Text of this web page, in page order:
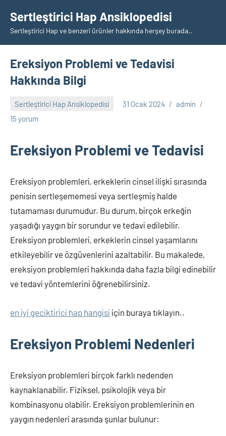
geçSertleştirici Hap Ansiklopedisi
Sertleştirici Hap ve benzeri ürünler hakkında herşey burada..
Ereksiyon Problemi ve Tedavisi
Hakkında Bilgi
Sertleştirici Hap Ansiklopedisi 31 Ocak 2024
admin
15 yorum
Ereksiyon Problemi ve Tedavisi
Ereksiyon problemleri, erkeklerin cinsel ilişki sırasında
penisin sertleşememesi veya sertleşmiş halde
tutamaması durumudur. Bu durum, birçok erkeğin
yaşadığı yaygın bir sorundur ve tedavi edilebilir.
Ereksiyon problemleri, erkeklerin cinsel yaşamlarını
etkileyebilir ve özgüvenlerini azaltabilir. Bu makalede,
ereksiyon problemleri hakkında daha fazla bilgi edinebilir
ve tedavi yöntemlerini öğrenebilirsiniz.
en iyi geciktirici hap hangisi için buraya tıklayın..
Ereksiyon Problemi Nedenleri
Ereksiyon problemleri birçok farklı nedenden
kaynaklanabilir. Fiziksel, psikolojik veya bir
kombinasyonu olabilir. Ereksiyon problemlerinin en
yaygın nedenleri arasında şunlar bulunur: